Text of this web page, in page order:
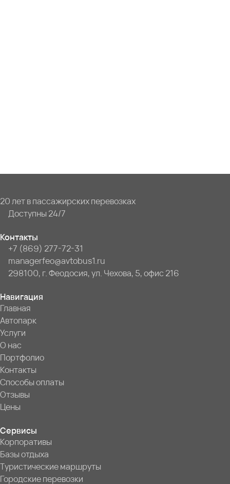
20 лет в пассажирских перевозках
Доступны 24/7
Контакты
+7 (869) 277-72-31
managerfeo@avtobus1.ru
298100, г. Феодосия, ул. Чехова, 5, офис 216
Навигация
Главная
Автопарк
Услуги
О нас
Портфолио
Контакты
Способы оплаты
Отзывы
Цены
Сервисы
Корпоративы
Базы отдыха
Туристические маршруты
Городские перевозки